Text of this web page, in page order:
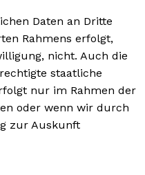
Daten an Dritte
Rahmens erfolgt,
nicht. Auch die
staatliche
nur im Rahmen der
oder wenn wir durch
zur Auskunft